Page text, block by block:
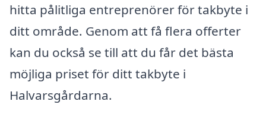
hitta pålitliga entreprenörer för takbyte i
ditt område. Genom att få flera offerter
kan du också se till att du får det bästa
möjliga priset för ditt takbyte i
Halvarsgårdarna.